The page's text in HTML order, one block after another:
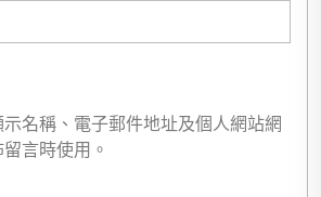
名稱、電子郵件地址及個人網站網
言時使用。